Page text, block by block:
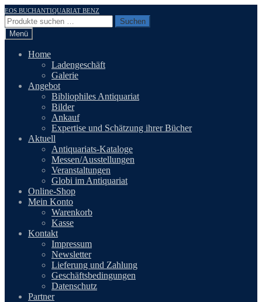
Zur
Navigation
springen
Zum
Inhalt
springen
EOS BUCHANTIQUARIAT BENZ
Suchen
nach:
Suchen
Menü
Home
Ladengeschäft
Galerie
Angebot
Bibliophiles Antiquariat
Bilder
Ankauf
Expertise und Schätzung ihrer Bücher
Aktuell
Antiquariats-Kataloge
Messen/Ausstellungen
Veranstaltungen
Globi im Antiquariat
Online-Shop
Mein Konto
Warenkorb
Kasse
Kontakt
Impressum
Newsletter
Lieferung und Zahlung
Geschäftsbedingungen
Datenschutz
Partner